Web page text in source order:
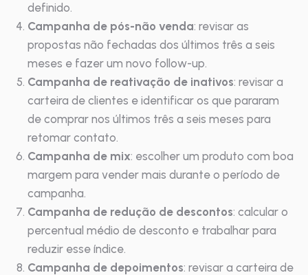
definido.
Campanha de pós-não venda: revisar as
propostas não fechadas dos últimos três a seis
meses e fazer um novo follow-up.
Campanha de reativação de inativos: revisar a
carteira de clientes e identificar os que pararam
de comprar nos últimos três a seis meses para
retomar contato.
Campanha de mix: escolher um produto com boa
margem para vender mais durante o período de
campanha.
Campanha de redução de descontos: calcular o
percentual médio de desconto e trabalhar para
reduzir esse índice.
Campanha de depoimentos: revisar a carteira de